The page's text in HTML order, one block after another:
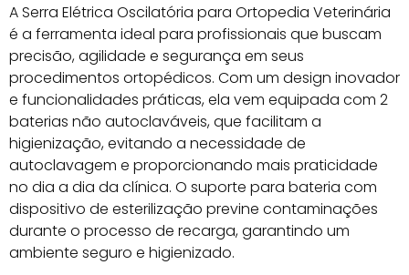
A Serra Elétrica Oscilatória para Ortopedia Veterinária
é a ferramenta ideal para profissionais que buscam
precisão, agilidade e segurança em seus
procedimentos ortopédicos. Com um design inovador
e funcionalidades práticas, ela vem equipada com 2
baterias não autoclaváveis, que facilitam a
higienização, evitando a necessidade de
autoclavagem e proporcionando mais praticidade
no dia a dia da clínica. O suporte para bateria com
dispositivo de esterilização previne contaminações
durante o processo de recarga, garantindo um
ambiente seguro e higienizado.